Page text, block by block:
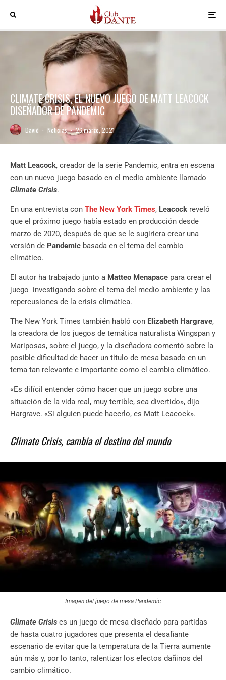
CLIMATE CRISIS, EL NUEVO JUEGO DE MATT LEACOCK
DISEÑADOR DE PANDEMIC
David · Noticias · 26 marzo, 2021
Matt Leacock, creador de la serie Pandemic, entra en escena
con un nuevo juego basado en el medio ambiente llamado
Climate Crisis.
En una entrevista con The New York Times, Leacock reveló
que el próximo juego había estado en producción desde
marzo de 2020, después de que se le sugiriera crear una
versión de Pandemic basada en el tema del cambio
climático.
El autor ha trabajado junto a Matteo Menapace para crear el
juego investigando sobre el tema del medio ambiente y las
repercusiones de la crisis climática.
The New York Times también habló con Elizabeth Hargrave,
la creadora de los juegos de temática naturalista Wingspan y
Mariposas, sobre el juego, y la diseñadora comentó sobre la
posible dificultad de hacer un título de mesa basado en un
tema tan relevante e importante como el cambio climático.
«Es difícil entender cómo hacer que un juego sobre una
situación de la vida real, muy terrible, sea divertido», dijo
Hargrave. «Si alguien puede hacerlo, es Matt Leacock».
Climate Crisis, cambia el destino del mundo
Imagen del juego de mesa Pandemic
Climate Crisis es un juego de mesa diseñado para partidas
de hasta cuatro jugadores que presenta el desafiante
escenario de evitar que la temperatura de la Tierra aumente
aún más y, por lo tanto, ralentizar los efectos dañinos del
cambio climático.